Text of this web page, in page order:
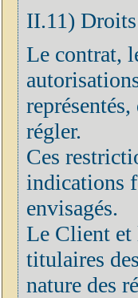
II.11) Droits
Le contrat,
régler.
Ces
indications
envisagés.
Le Client et
titulaires
nature des